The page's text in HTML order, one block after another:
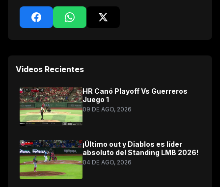
Videos Recientes
HR Canó Playoff Vs Guerreros
Juego 1
09 DE AGO, 2026
¡Último out y Diablos es líder
absoluto del Standing LMB 2026!
04 DE AGO, 2026